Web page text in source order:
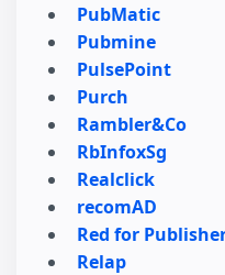
PubMatic
Pubmine
PulsePoint
Purch
Rambler&Co
RbInfoxSg
Realclick
recomAD
Red for
Relap